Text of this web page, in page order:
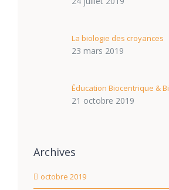
La biologie des croyances
23 mars 2019
Éducation Biocentrique &
21 octobre 2019
Archives
octobre 2019